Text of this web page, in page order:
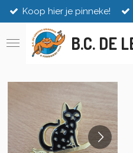
Ga
direct
naar
Koop hier je pinneke!